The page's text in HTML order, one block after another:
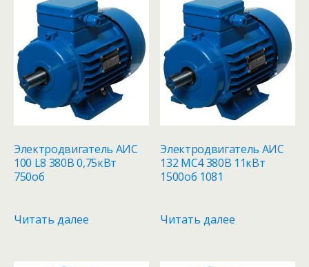
Электродвигатель АИС
100 L8 380В 0,75кВт
750об
Читать далее
Электродвигатель АИС
132 MC4 380В 11кВт
1500об 1081
Читать далее